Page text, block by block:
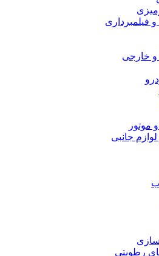
فیلمبرداری
و خارجی
موتور
جانبی
رطوبتی